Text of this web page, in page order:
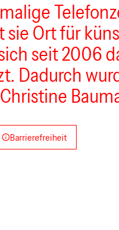
sie Ort für
seit 2006
Dadurch
Barrierefreiheit